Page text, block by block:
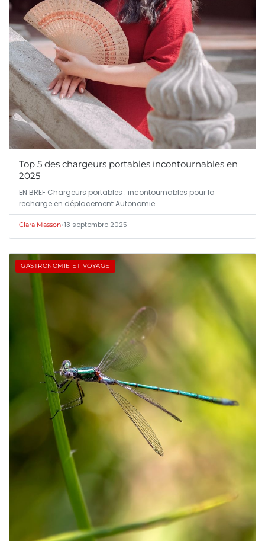
Top 5 des chargeurs portables incontournables en
2025
EN BREF Chargeurs portables : incontournables pour la
recharge en déplacement Autonomie…
Clara Masson•13 septembre 2025
GASTRONOMIE ET VOYAGE